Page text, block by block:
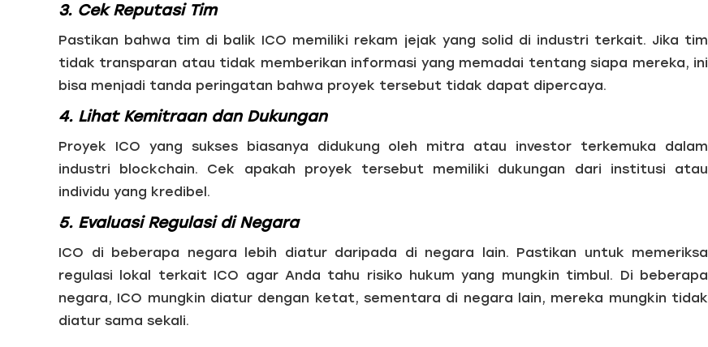
3. Cek Reputasi Tim
Pastikan bahwa tim di balik ICO memiliki rekam jejak yang solid di industri terkait. Jika tim
tidak transparan atau tidak memberikan informasi yang memadai tentang siapa mereka, ini
bisa menjadi tanda peringatan bahwa proyek tersebut tidak dapat dipercaya.
4. Lihat Kemitraan dan Dukungan
Proyek ICO yang sukses biasanya didukung oleh mitra atau investor terkemuka dalam
industri blockchain. Cek apakah proyek tersebut memiliki dukungan dari institusi atau
individu yang kredibel.
5. Evaluasi Regulasi di Negara
ICO di beberapa negara lebih diatur daripada di negara lain. Pastikan untuk memeriksa
regulasi lokal terkait ICO agar Anda tahu risiko hukum yang mungkin timbul. Di beberapa
negara, ICO mungkin diatur dengan ketat, sementara di negara lain, mereka mungkin tidak
diatur sama sekali.